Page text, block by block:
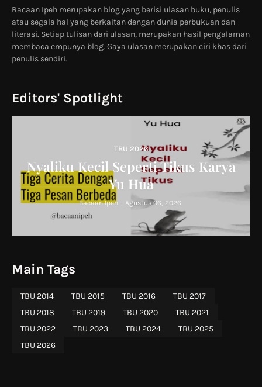
Bacaan Ipeh merupakan blog yang berisi ulasan buku, penulis
atau segala hal yang berkaitan dengan dunia perbukuan dan
literasi. Setiap tulisan dari ulasan, merupakan hasil pengalaman
membaca empunya blog. Gaya ulasan merupakan ciri khas dari
penulis sendiri.
Editors' Spotlight
TBU 2026
Nyaliku Kecil Seperti Tikus Karya
Yu Hua
Bacaan Ipeh - Agustus 06, 2026
Main Tags
TBU 2014 TBU 2015 TBU 2016
TBU 2017
TBU 2018
TBU 2019 TBU 2020
TBU 2021
TBU 2022
TBU 2023 TBU 2024
TBU 2025
TBU 2026